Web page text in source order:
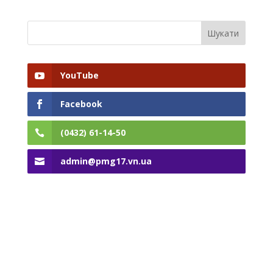
YouTube
Facebook
(0432) 61-14-50
admin@pmg17.vn.ua